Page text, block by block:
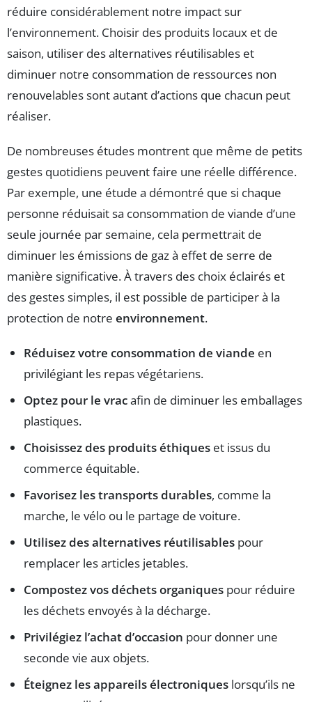
réduire considérablement notre impact sur
l’environnement. Choisir des produits locaux et de
saison, utiliser des alternatives réutilisables et
diminuer notre consommation de ressources non
renouvelables sont autant d’actions que chacun peut
réaliser.
De nombreuses études montrent que même de petits
gestes quotidiens peuvent faire une réelle différence.
Par exemple, une étude a démontré que si chaque
personne réduisait sa consommation de viande d’une
seule journée par semaine, cela permettrait de
diminuer les émissions de gaz à effet de serre de
manière significative. À travers des choix éclairés et
des gestes simples, il est possible de participer à la
protection de notre environnement.
Réduisez votre consommation de viande en
privilégiant les repas végétariens.
Optez pour le vracafin de diminuer les emballages
plastiques.
Choisissez des produits éthiques et issus du
commerce équitable.
Favorisez les transports durables, comme la
marche, le vélo ou le partage de voiture.
Utilisez des alternatives réutilisables pour
remplacer les articles jetables.
Compostez vos déchets organiques pour réduire
les déchets envoyés à la décharge.
Privilégiez l’achat d’occasion pour donner une
seconde vie aux objets.
Éteignez les appareils électroniques lorsqu’ils ne